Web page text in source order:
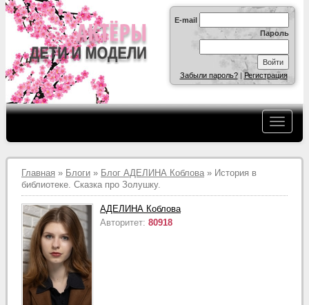
E-mail
Пароль
Забыли пароль?|Регистрация
Главная » Блоги » Блог АДЕЛИНА Коблова » История в
библиотеке. Сказка про Золушку.
АДЕЛИНА Коблова
Авторитет: 80918